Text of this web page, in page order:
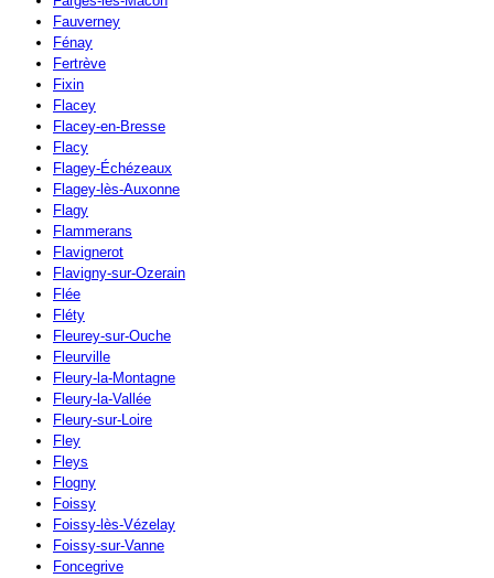
Fauverney
Fénay
Fertrève
Fixin
Flacey
Flacey-en-Bresse
Flacy
Flagey-Échézeaux
Flagey-lès-Auxonne
Flagy
Flammerans
Flavignerot
Flavigny-sur-Ozerain
Flée
Fléty
Fleurey-sur-Ouche
Fleurville
Fleury-la-Montagne
Fleury-la-Vallée
Fleury-sur-Loire
Fley
Fleys
Flogny
Foissy
Foissy-lès-Vézelay
Foissy-sur-Vanne
Foncegrive